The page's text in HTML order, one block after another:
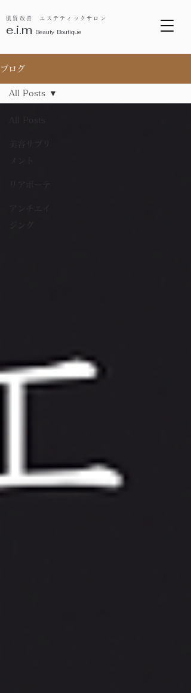
e.i.m Beauty Boutique
肌質改善 エステティックサロン
ブログ
美容サプリ
メント
リアボーテ
アンチエイ
All Posts